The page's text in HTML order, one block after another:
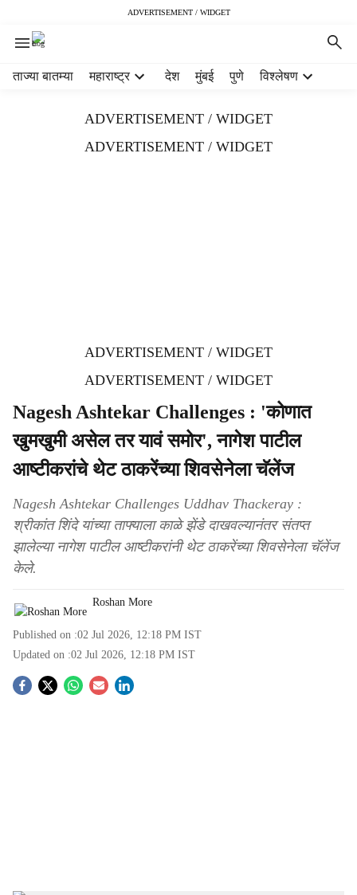
ADVERTISEMENT / WIDGET
ताज्या बातम्या महाराष्ट्र देश मुंबई पुणे विश्लेषण
ADVERTISEMENT / WIDGET
ADVERTISEMENT / WIDGET
ADVERTISEMENT / WIDGET
ADVERTISEMENT / WIDGET
Nagesh Ashtekar Challenges : 'कोणात
खुमखुमी असेल तर यावं समोर', नागेश पाटील
आष्टीकरांचे थेट ठाकरेंच्या शिवसेनेला चॅलेंज
Nagesh Ashtekar Challenges Uddhav Thackeray :
श्रीकांत शिंदे यांच्या ताफ्याला काळे झेंडे दाखवल्यानंतर संतप्त
झालेल्या नागेश पाटील आष्टीकरांनी थेट ठाकरेंच्या शिवसेनेला चॅलेंज
केले.
Roshan More
Published on :02 Jul 2026, 12:18 PM IST
Updated on :02 Jul 2026, 12:18 PM IST
S